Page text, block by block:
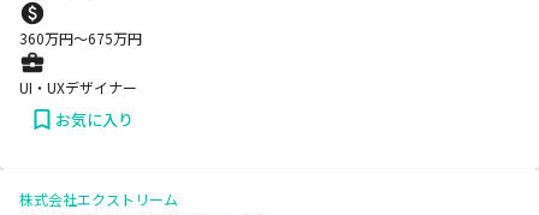
360万円〜675万円
UI・UXデザイナー
お気に入り
株式会社エクストリーム